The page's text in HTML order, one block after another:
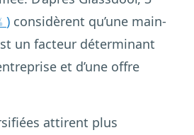
) considèrent qu’une main-
un facteur déterminant
et d’une offre
attirent plus